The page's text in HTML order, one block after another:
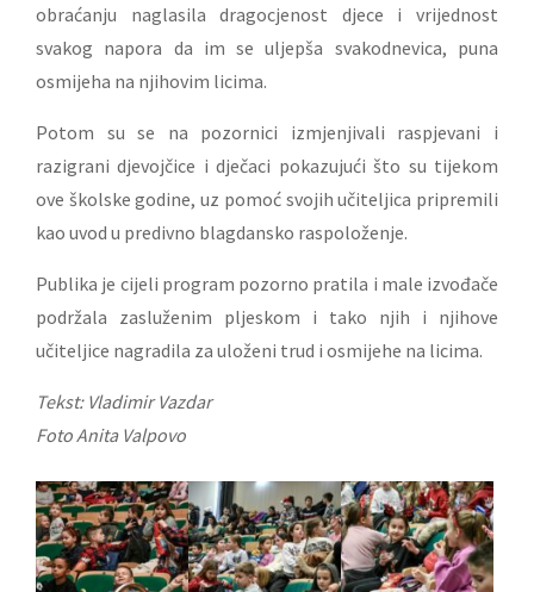
obraćanju naglasila dragocjenost djece i vrijednost
svakog napora da im se uljepša svakodnevica, puna
osmijeha na njihovim licima.
Potom su se na pozornici izmjenjivali raspjevani i
razigrani djevojčice i dječaci pokazujući što su tijekom
ove školske godine, uz pomoć svojih učiteljica pripremili
kao uvod u predivno blagdansko raspoloženje.
Publika je cijeli program pozorno pratila i male izvođače
podržala zasluženim pljeskom i tako njih i njihove
učiteljice nagradila za uloženi trud i osmijehe na licima.
Tekst: Vladimir Vazdar
Foto Anita Valpovo